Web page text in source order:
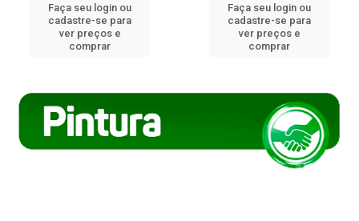
Faça seu login ou
cadastre-se para
ver preços e
comprar
Faça seu login ou
cadastre-se para
ver preços e
comprar